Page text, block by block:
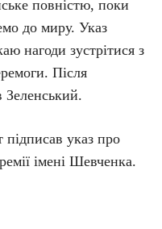
повністю, поки
до миру. Указ
нагоди зустрітися з
Після
указ про
імені Шевченка.